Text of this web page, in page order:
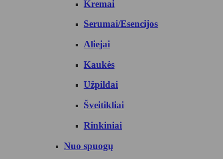
Kremai
Serumai/Esencijos
Aliejai
Kaukės
Užpildai
Šveitikliai
Rinkiniai
Nuo spuogų